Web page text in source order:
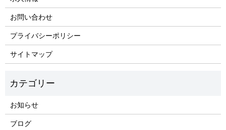
お問い合わせ
プライバシーポリシー
サイトマップ
お知らせ
ブログ